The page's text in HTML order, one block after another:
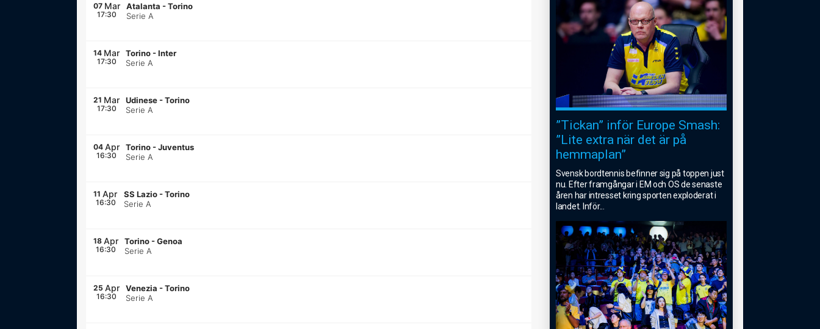
07 Mar
17:30
Atalanta -Torino
Serie A
14 Mar
17:30
Torino -Inter
Serie A
21 Mar
17:30
Udinese -Torino
Serie A
04 Apr
16:30
Torino -Juventus
Serie A
11 Apr
16:30
SS Lazio -Torino
Serie A
18 Apr
16:30
Torino -Genoa
Serie A
25 Apr
16:30
Venezia -Torino
Serie A
”Tickan” inför Europe Smash:
”Lite extra när det är på
hemmaplan”
Svensk bordtennis befinner sig på toppen just
nu. Efter framgångar i EM och OS de senaste
åren har intresset kring sporten exploderat i
landet. Inför...